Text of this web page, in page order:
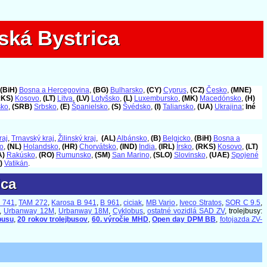
Bystrica
Bystrica
(BiH) Bosna a Hercegovina, (BG) Bulharsko, (CY) Cyprus, (CZ) Česko, (MNE)
Kosovo, (LT) Litva, (LV) Lotyšsko, (L) Luxembursko, (MK) Macedónsko, (H)
, (SRB) Srbsko, (E) Španielsko, (S) Švédsko, (I) Taliansko, (UA) Ukrajina; Iné
, Trnavský kraj, Žilinský kraj, (AL)Albánsko, (B) Belgicko, (BiH) Bosna a
, (NL) Holandsko, (HR) Chorvátsko, (IND) India, (IRL) Írsko, (RKS) Kosovo, (LT)
Rakúsko, (RO) Rumunsko, (SM) San Marino, (SLO) Slovinsko, (UAE) Spojené
Vatikán.
741,TAM 272, Karosa B 941, B 961,ciciak, MB Vario, Iveco Stratos,SOR C 9.5,
, Urbanway 12M , Urbanway 18M , Cyklobus, ostatné vozidlá SAD ZV, trolejbusy:
,20 rokov trolejbusov, 60. výročie MHD,Open day DPM BB, fotojazda ZV-